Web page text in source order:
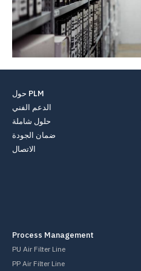
Process Management
PU Air Filter Line
PP Air Filter Line
حول PLM
الدعم الفني
حلول شاملة
ضمان الجودة
الاتصال